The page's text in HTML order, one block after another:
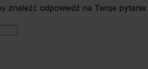
znaleźć odpowiedź na Twoje pytanie.